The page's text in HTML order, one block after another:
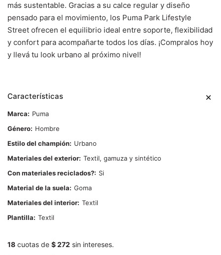
más sustentable. Gracias a su calce regular y diseño
pensado para el movimiento, los Puma Park Lifestyle
Street ofrecen el equilibrio ideal entre soporte, flexibilidad
y confort para acompañarte todos los días. ¡Compralos hoy
y llevá tu look urbano al próximo nivel!
Características
Marca
Puma
Género
Hombre
Estilo del champión
Urbano
Materiales del exterior Textil, gamuza y sintético
Con materiales reciclados?
Si
Material de la suela
Goma
Materiales del interior Textil
Plantilla
Textil
18 cuotas de $ 272 sin intereses.